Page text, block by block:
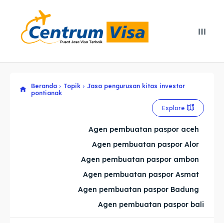
Explore our destinations
Explore our destinations
Beranda Topik
Jasa pengurusan kitas investor
pontianak
Explore
Agen pembuatan paspor aceh
Agen pembuatan paspor Alor
Agen pembuatan paspor ambon
Agen pembuatan paspor Asmat
Agen pembuatan paspor Badung
Agen pembuatan paspor bali